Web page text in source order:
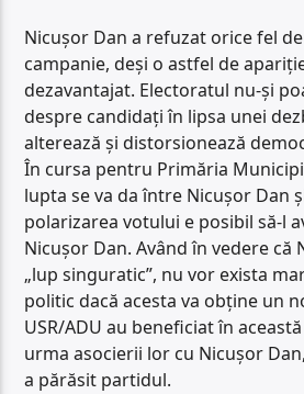
Nicușor Dan a refuzat orice fel
campanie, deși o astfel de
dezavantajat. Electoratul nu-și
despre candidați în lipsa unei
alterează și distorsionează
În cursa pentru Primăria
lupta se va da între Nicușor Dan
polarizarea votului e posibil să-l
Nicușor Dan. Având în vedere că
„lup singuratic”, nu vor exista
politic dacă acesta va obține un
USR/ADU au beneficiat în
urma asocierii lor cu Nicușor
a părăsit partidul.